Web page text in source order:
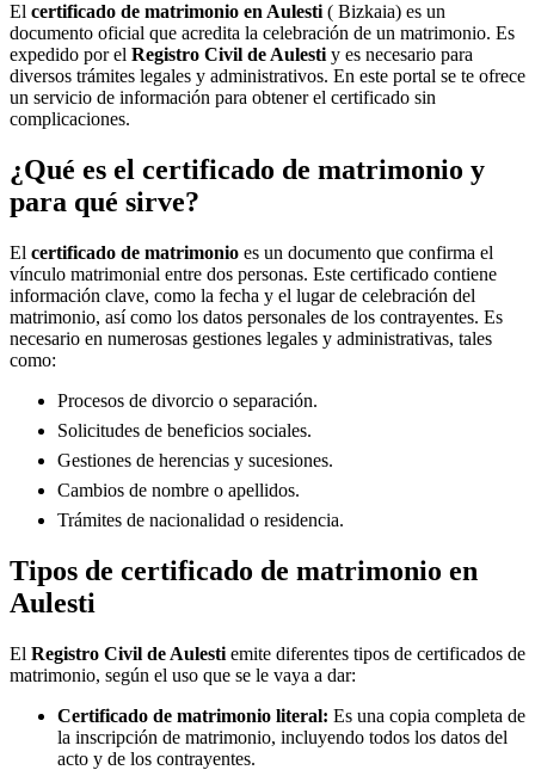
El certificado de matrimonio en Aulesti ( Bizkaia) es un
documento oficial que acredita la celebración de un matrimonio. Es
expedido por el Registro Civil de Aulesti y es necesario para
diversos trámites legales y administrativos. En este portal se te ofrece
un servicio de información para obtener el certificado sin
complicaciones.
¿Qué es el certificado de matrimonio y
para qué sirve?
El certificado de matrimonio es un documento que confirma el
vínculo matrimonial entre dos personas. Este certificado contiene
información clave, como la fecha y el lugar de celebración del
matrimonio, así como los datos personales de los contrayentes. Es
necesario en numerosas gestiones legales y administrativas, tales
como:
Procesos de divorcio o separación.
Solicitudes de beneficios sociales.
Gestiones de herencias y sucesiones.
Cambios de nombre o apellidos.
Trámites de nacionalidad o residencia.
Tipos de certificado de matrimonio en
Aulesti
El Registro Civil de Aulesti emite diferentes tipos de certificados de
matrimonio, según el uso que se le vaya a dar:
Certificado de matrimonio literal: Es una copia completa de
la inscripción de matrimonio, incluyendo todos los datos del
acto y de los contrayentes.